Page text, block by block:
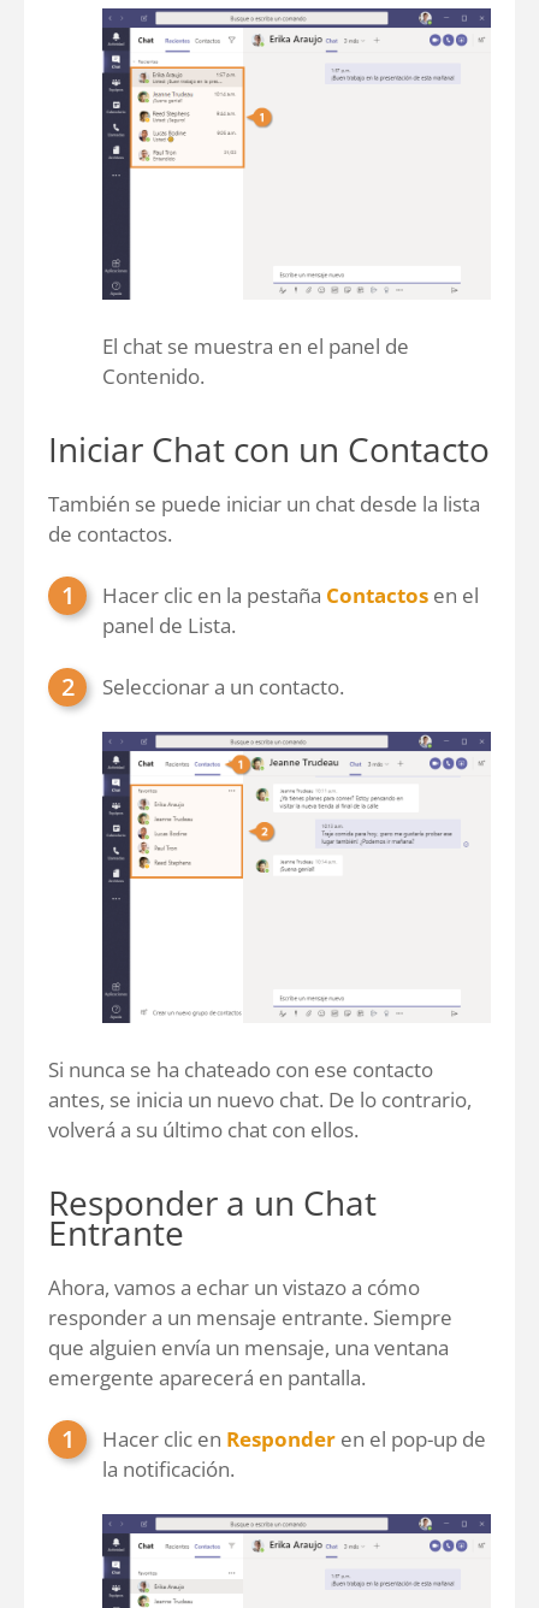
El chat se muestra en el panel de
Contenido.
Iniciar Chat con un Contacto
También se puede iniciar un chat desde la lista
de contactos.
Hacer clic en la pestaña Contactos en el
panel de Lista.
Seleccionar a un contacto.
Si nunca se ha chateado con ese contacto
antes, se inicia un nuevo chat. De lo contrario,
volverá a su último chat con ellos.
Responder a un Chat
Entrante
Ahora, vamos a echar un vistazo a cómo
responder a un mensaje entrante. Siempre
que alguien envía un mensaje, una ventana
emergente aparecerá en pantalla.
Hacer clic en Responder en el pop-up de
la notificación.